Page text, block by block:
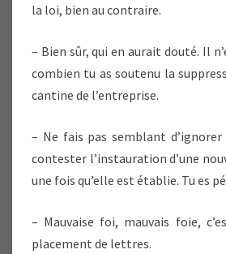
la loi, bien au contraire.
– Bien sûr, qui en aurait douté. Il
combien tu as soutenu la
cantine de l’entreprise.
– Ne fais pas semblant
contester l’instauration d’une
une fois qu’elle est établie. Tu es
– Mauvaise foi, mauvais foie,
placement de lettres.